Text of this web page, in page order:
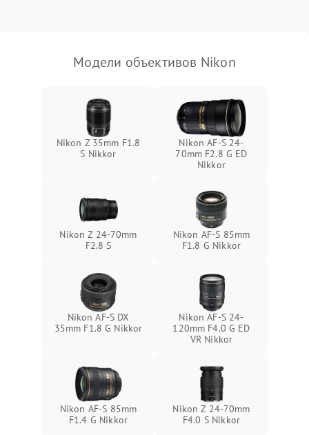
Модели объективов Nikon
Nikon Z 35mm F1.8
S Nikkor
Nikon AF-S 24-
70mm F2.8 G ED
Nikkor
Nikon Z 24-70mm
F2.8 S
Nikon AF-S 85mm
F1.8 G Nikkor
Nikon AF-S DX
35mm F1.8 G Nikkor
Nikon AF-S 24-
120mm F4.0 G ED
VR Nikkor
Nikon AF-S 85mm
F1.4 G Nikkor
Nikon Z 24-70mm
F4.0 S Nikkor